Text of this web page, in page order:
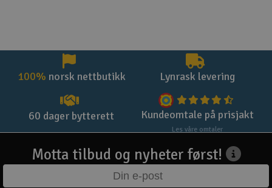
100% norsk nettbutikk Lynrask levering
60 dager bytterett Kundeomtale på prisjakt
Les våre omtaler
Motta tilbud og nyheter først!